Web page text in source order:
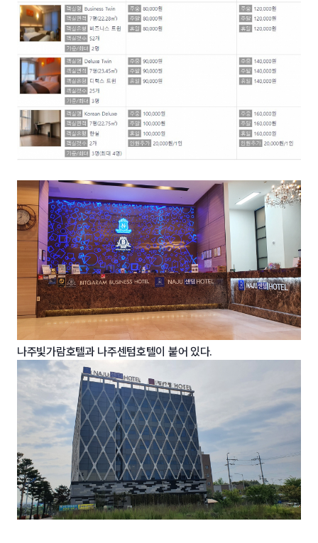
나주빛가람호텔과 나주센텀호텔이 붙어 있다.